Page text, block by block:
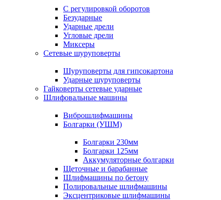
С регулировкой оборотов
Безударные
Ударные дрели
Угловые дрели
Миксеры
Сетевые шуруповерты
Шуруповерты для гипсокартона
Ударные шуруповерты
Гайковерты сетевые ударные
Шлифовальные машины
Виброшлифмашины
Болгарки (УШМ)
Болгарки 230мм
Болгарки 125мм
Аккумуляторные болгарки
Щеточные и барабанные
Шлифмашины по бетону
Полировальные шлифмашины
Эксцентриковые шлифмашины